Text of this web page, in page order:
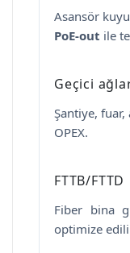
Asansör
PoE-out ile
Geçici
Şantiye,
OPEX.
FTTB/FTTD
Fiber bina
optimize